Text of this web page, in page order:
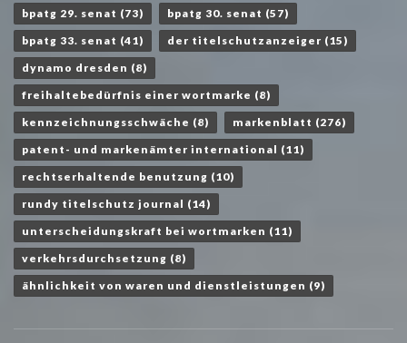
bpatg 29. senat (73) bpatg 30. senat (57)
bpatg 33. senat (41) der titelschutzanzeiger (15)
dynamo dresden (8)
freihaltebedürfnis einer wortmarke (8)
kennzeichnungsschwäche (8) markenblatt (276)
patent- und markenämter international (11)
rechtserhaltende benutzung (10)
rundy titelschutz journal (14)
unterscheidungskraft bei wortmarken (11)
verkehrsdurchsetzung (8)
ähnlichkeit von waren und dienstleistungen (9)